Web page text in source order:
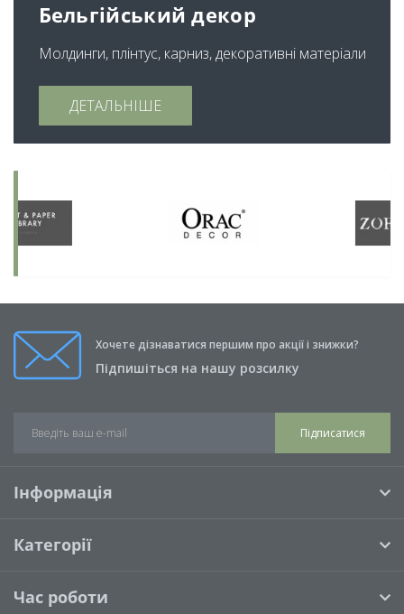
Бельгійський декор
Молдинги, плінтус, карниз, декоративні матеріали
ДЕТАЛЬНІШЕ
Хочете дізнаватися першим про акції і знижки?
Підпишіться на нашу розсилку
Підписатися
Інформація
Категорії
Час роботи